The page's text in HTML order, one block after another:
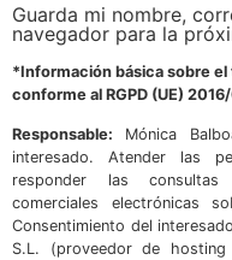
Guarda mi nombre,
navegador para la
*Información básica sobre
conforme al RGPD (UE)
Responsable: Mónica
interesado. Atender las
responder las consultas
comerciales electrónicas
Consentimiento del
S.L. (proveedor de